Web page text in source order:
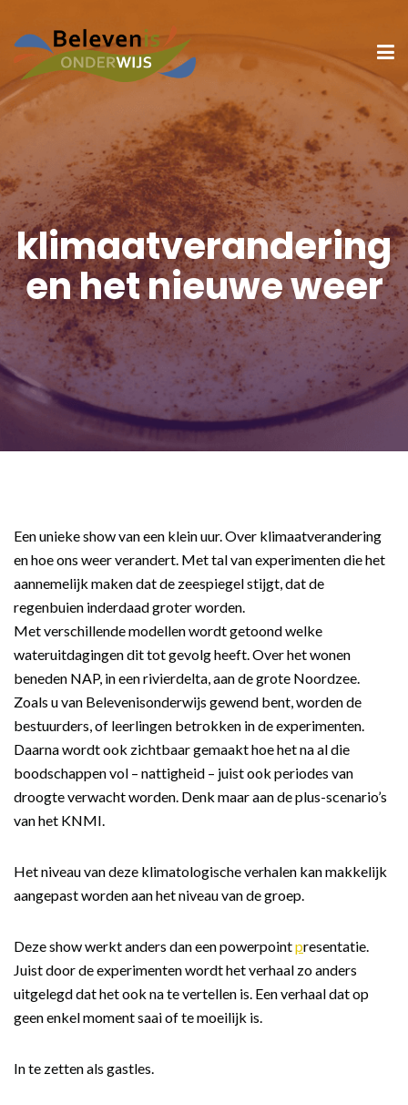
klimaatverandering
en het nieuwe weer
Een unieke show van een klein uur. Over klimaatverandering
en hoe ons weer verandert. Met tal van experimenten die het
aannemelijk maken dat de zeespiegel stijgt, dat de
regenbuien inderdaad groter worden.
Met verschillende modellen wordt getoond welke
wateruitdagingen dit tot gevolg heeft. Over het wonen
beneden NAP, in een rivierdelta, aan de grote Noordzee.
Zoals u van Belevenisonderwijs gewend bent, worden de
bestuurders, of leerlingen betrokken in de experimenten.
Daarna wordt ook zichtbaar gemaakt hoe het na al die
boodschappen vol – nattigheid – juist ook periodes van
droogte verwacht worden. Denk maar aan de plus-scenario’s
van het KNMI.
Het niveau van deze klimatologische verhalen kan makkelijk
aangepast worden aan het niveau van de groep.
Deze show werkt anders dan een powerpointpresentatie.
Juist door de experimenten wordt het verhaal zo anders
uitgelegd dat het ook na te vertellen is. Een verhaal dat op
geen enkel moment saai of te moeilijk is.
In te zetten als gastles.